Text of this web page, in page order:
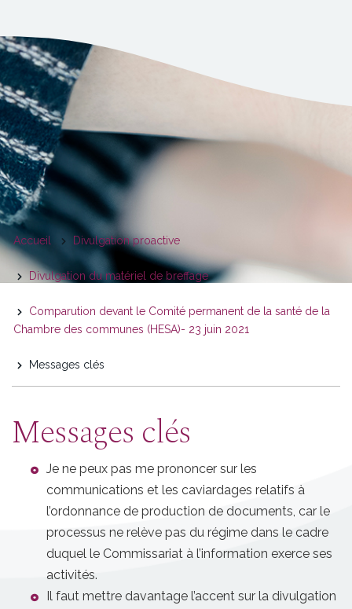
You
are
here
Accueil Divulgation proactive
Divulgation du matériel de breffage
Comparution devant le Comité permanent de la santé de la
Chambre des communes (HESA)- 23 juin 2021
Messages clés
Messages clés
Je ne peux pas me prononcer sur les
communications et les caviardages relatifs à
l’ordonnance de production de documents, car le
processus ne relève pas du régime dans le cadre
duquel le Commissariat à l’information exerce ses
activités.
Il faut mettre davantage l’accent sur la divulgation